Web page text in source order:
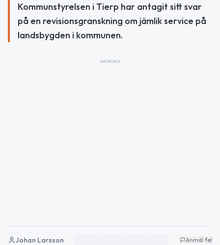
Kommunstyrelsen i Tierp har antagit sitt svar
på en revisionsgranskning om jämlik service på
landsbygden i kommunen.
ANNONS
Johan Larsson Anmäl fel